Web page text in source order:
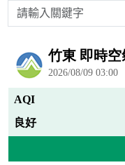
請輸入關鍵字